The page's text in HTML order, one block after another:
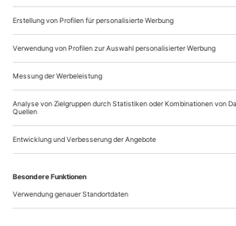
Laut ihrer Webseite zählen...
Vielfachsprünge
Das spektakuläre Debüt-Album des
Samuel Mariño vereint Raritäten von Händel
Hört man das Recital von Samuel
Sopranisten aus Venezuela, mag
den Sinn kommen: die glitzernde
geschliffenen Kufen, die von den
gezeichneten präzisen Kurven und